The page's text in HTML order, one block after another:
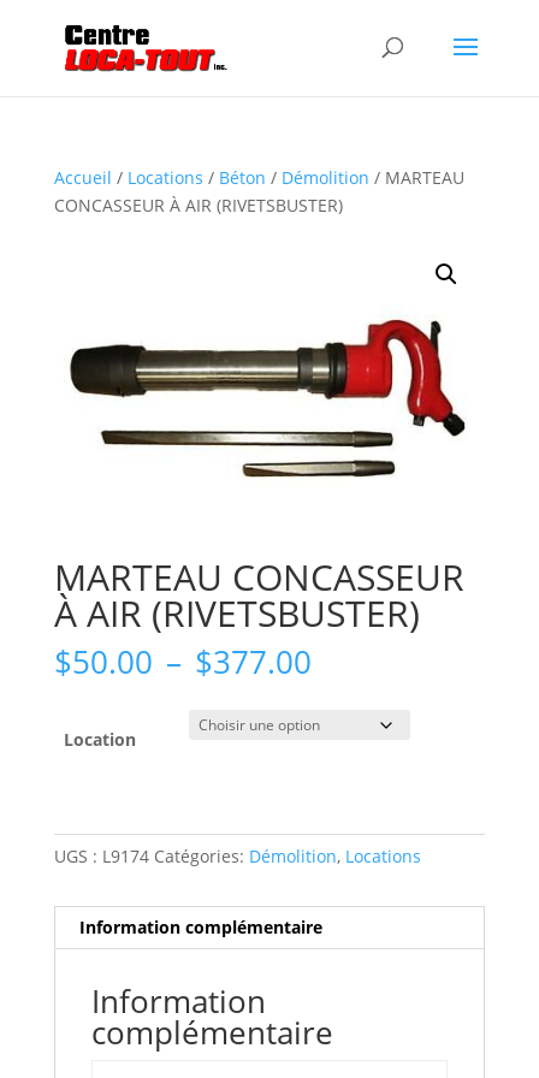
Accueil / Locations / Béton / Démolition / MARTEAU
CONCASSEUR À AIR (RIVETSBUSTER)
MARTEAU CONCASSEUR
À AIR (RIVETSBUSTER)
$50.00 – $377.00Plage
prix :
$50.00
Location
UGS : L9174 Catégories: Démolition, Locations
Information complémentaire
Information
complémentaire